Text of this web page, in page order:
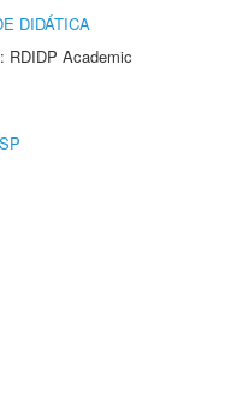
DIDÁTICA
RDIDP Academic